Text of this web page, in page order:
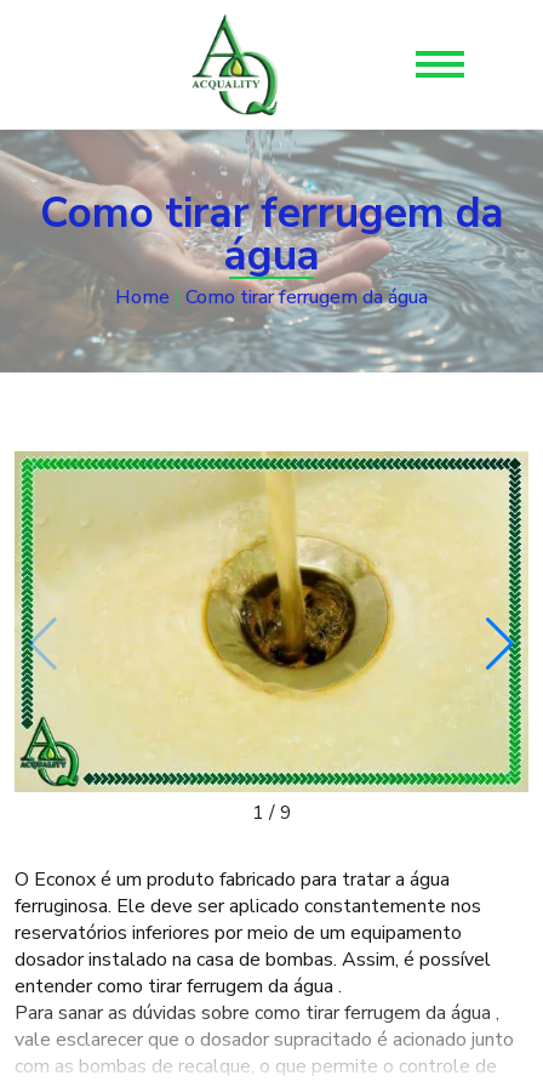
Como tirar ferrugem da
água
Home | Como tirar ferrugem da água
1 /9
O Econox é um produto fabricado para tratar a água
ferruginosa. Ele deve ser aplicado constantemente nos
reservatórios inferiores por meio de um equipamento
dosador instalado na casa de bombas. Assim, é possível
entender como tirar ferrugem da água .
Para sanar as dúvidas sobre como tirar ferrugem da água ,
vale esclarecer que o dosador supracitado é acionado junto
com as bombas de recalque, o que permite o controle de